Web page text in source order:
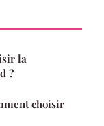
la
?
choisir